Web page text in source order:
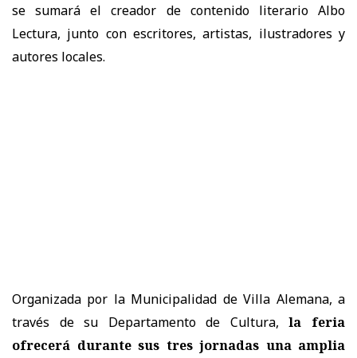
se sumará el creador de contenido literario Albo
Lectura, junto con escritores, artistas, ilustradores y
autores locales.
Organizada por la Municipalidad de Villa Alemana, a
través de su Departamento de Cultura,
la feria
ofrecerá durante sus tres jornadas una amplia